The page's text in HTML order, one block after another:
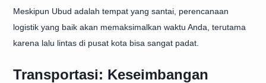
Meskipun Ubud adalah tempat yang santai, perencanaan
logistik yang baik akan memaksimalkan waktu Anda, terutama
karena lalu lintas di pusat kota bisa sangat padat.
Transportasi: Keseimbangan